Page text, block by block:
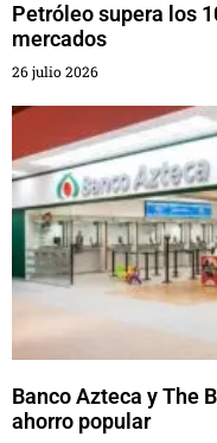
Petróleo supera los
mercados
26 julio 2026
Banco Azteca y The
ahorro popular